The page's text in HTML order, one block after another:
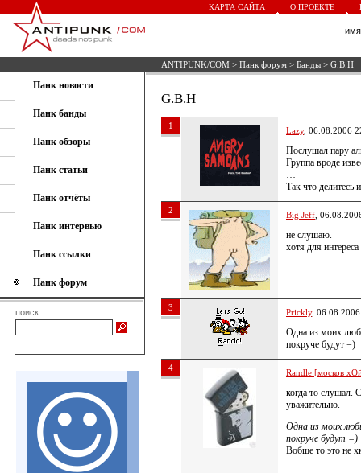
КАРТА САЙТА О ПРОЕКТЕ
ANTIPUNK/COM > Панк форум > Банды > G.B.H
Панк новости
Панк банды
Панк обзоры
Панк статьи
Панк отчёты
Панк интервью
Панк ссылки
Панк форум
поиск
G.B.H
1 Lazy, 06.08.2006
Послушал пару
Группа вроде
…
Так что
2 Big Jeff ,
не слушаю.
хотя для
3 Prickly,
Одна из моих
покруче будут =)
4 Randle [москов
когда то слушал.
уважительно.
Одна из моих
покруче будут =)
Вобше то это не